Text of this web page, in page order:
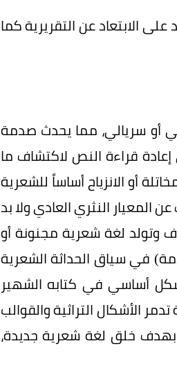
الابتعاد عن التقريرية كما
أو سريالي، مما يحدث صدمة
قراءة النص لاكتشاف ما
أو الانزياح أساساً للشعرية
المعيار النثري العادي ولا بد
وتولد لغة شعرية مجنونة أو
في سياق الحداثة الشعرية
أساسي في كتابه الشهير
الأشكال التراثية والقوالب
بهدف خلق لغة شعرية جديدة،